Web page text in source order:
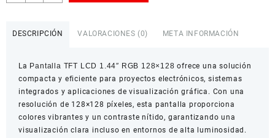
TFT
cantidad
DESCRIPCIÓN VALORACIONES (0) META INFORMACIÓN
La Pantalla TFT LCD 1.44″ RGB 128×128 ofrece una solución
compacta y eficiente para proyectos electrónicos, sistemas
integrados y aplicaciones de visualización gráfica. Con una
resolución de 128×128 píxeles, esta pantalla proporciona
colores vibrantes y un contraste nítido, garantizando una
visualización clara incluso en entornos de alta luminosidad.